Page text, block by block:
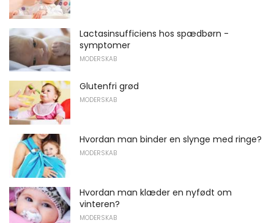
Lactasinsufficiens hos spædbørn -
symptomer
MODERSKAB
Glutenfri grød
MODERSKAB
Hvordan man binder en slynge med ringe?
MODERSKAB
Hvordan man klæder en nyfødt om
vinteren?
MODERSKAB